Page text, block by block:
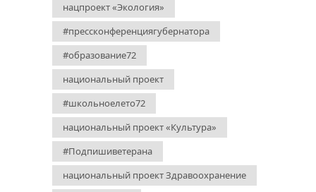
нацпроект «Экология»
#прессконференциягубернатора
#образование72
национальный проект
#школьноелето72
национальный проект «Культура»
#Подпишиветерана
национальный проект Здравоохранение